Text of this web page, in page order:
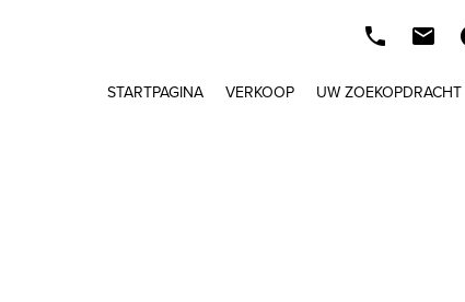
STARTPAGINA VERKOOP UW ZOEKOPDRACHT